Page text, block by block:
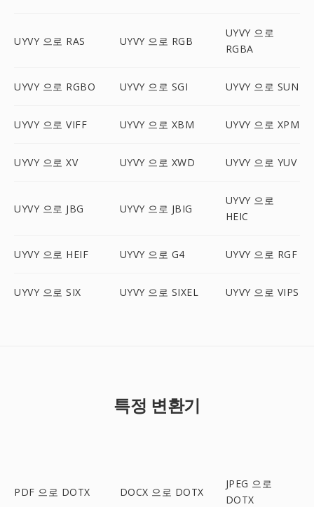
UYVY 으로 RAS UYVY 으로 RGB
UYVY 으로
RGBA
UYVY 으로 RGBO UYVY 으로 SGI UYVY 으로 SUN
UYVY 으로 VIFF UYVY 으로 XBM UYVY 으로 XPM
UYVY 으로 XV UYVY 으로 XWD UYVY 으로 YUV
UYVY 으로 JBG UYVY 으로 JBIG
UYVY 으로
HEIC
UYVY 으로 HEIF UYVY 으로 G4 UYVY 으로 RGF
UYVY 으로 SIX UYVY 으로 SIXEL UYVY 으로 VIPS
특정 변환기
PDF 으로 DOTX DOCX 으로 DOTX
JPEG 으로
DOTX